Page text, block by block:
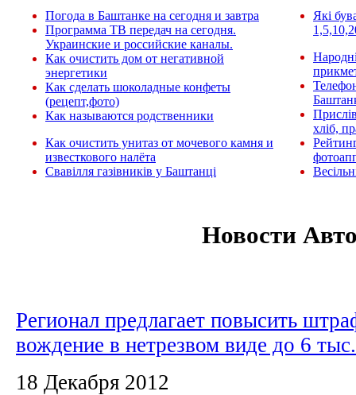
Погода в Баштанке на сегодня и завтра
Программа ТВ передач на сегодня.
Украинские и российские каналы.
Как очистить дом от негативной
энергетики
Как сделать шоколадные конфеты
(рецепт,фото)
Как называются родственники
Как очистить унитаз от мочевого камня и
известкового налёта
Свавілля газівників у Баштанці
Які
хліб,
Новости
Регионал предлагает повысить
вождение в нетрезвом виде до 6
18 Декабря 2012